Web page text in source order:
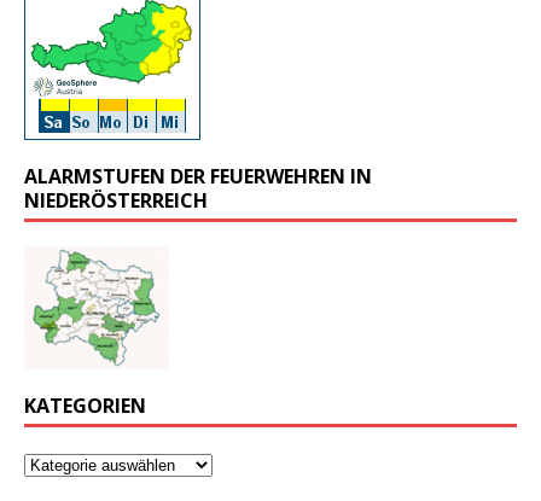
ALARMSTUFEN DER FEUERWEHREN IN
NIEDERÖSTERREICH
KATEGORIEN